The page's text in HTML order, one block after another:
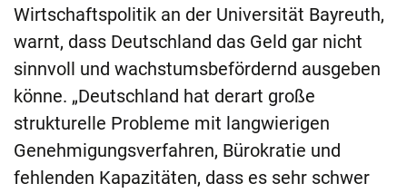
Wirtschaftspolitik an der Universität Bayreuth,
warnt, dass Deutschland das Geld gar nicht
sinnvoll und wachstumsbefördernd ausgeben
könne. „Deutschland hat derart große
strukturelle Probleme mit langwierigen
Genehmigungsverfahren, Bürokratie und
fehlenden Kapazitäten, dass es sehr schwer